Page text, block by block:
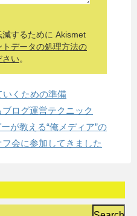
するために Akismet
トデータの処理方法の
さい。
いくための準備
ブログ運営テクニック
が教える“俺メディア”の
会に参加してきました